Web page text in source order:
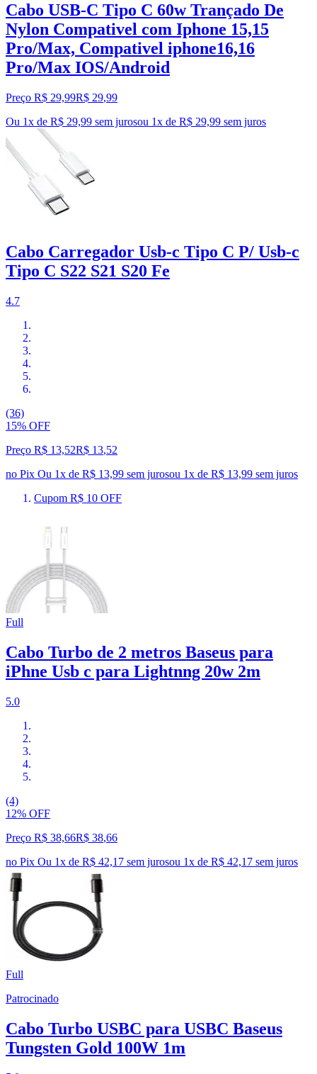
Cabo USB-C Tipo C 60w Trançado De
Nylon Compativel com Iphone 15,15
Pro/Max, Compativel iphone16,16
Pro/Max IOS/Android
Preço R$ 29,99R$ 29,99
Ou 1x de R$ 29,99 sem jurosou 1x de R$ 29,99 sem juros
Cabo Carregador Usb-c Tipo C P/ Usb-c
Tipo C S22 S21 S20 Fe
4.7
(36)
15% OFF
Preço R$ 13,52R$ 13,52
no Pix Ou 1x de R$ 13,99 sem jurosou 1x de R$ 13,99 sem juros
Cupom R$ 10 OFF
Full
Cabo Turbo de 2 metros Baseus para
iPhne Usb c para Lightnng 20w 2m
5.0
(4)
12% OFF
Preço R$ 38,66R$ 38,66
no Pix Ou 1x de R$ 42,17 sem jurosou 1x de R$ 42,17 sem juros
Full
Patrocinado
Cabo Turbo USBC para USBC Baseus
Tungsten Gold 100W 1m